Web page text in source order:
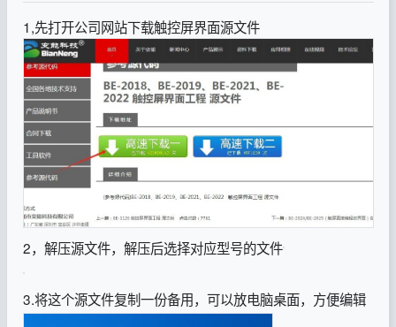
1,先打开公司网站下载触控屏界面源文件
2，解压源文件，解压后选择对应型号的文件
3.将这个源文件复制一份备用，可以放电脑桌面，方便编辑